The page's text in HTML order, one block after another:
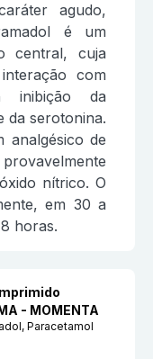
agudo,
é um
central, cuja
com
inibição da
da serotonina.
analgésico de
nítrico. O
em 30 a
horas.
- MOMENTA
Paracetamol